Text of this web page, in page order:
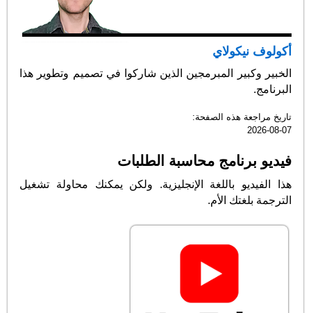
أكولوف نيكولاي
الخبير وكبير المبرمجين الذين شاركوا في تصميم وتطوير هذا
البرنامج.
تاريخ مراجعة هذه الصفحة:
2026-08-07
فيديو برنامج محاسبة الطلبات
هذا الفيديو باللغة الإنجليزية. ولكن يمكنك محاولة تشغيل
الترجمة بلغتك الأم.